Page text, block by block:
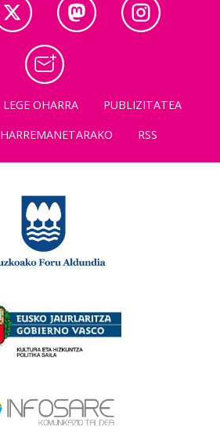
LEGE OHARRA
PUBLIZITATEA
HARREMANETARAKO RSS